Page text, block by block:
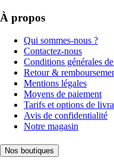
À propos
Qui sommes-nous ?
Contactez-nous
Conditions générales
Retour &
Mentions légales
Moyens de paiement
Tarifs et options de
Avis de confidentialité
Notre magasin
Nos boutiques